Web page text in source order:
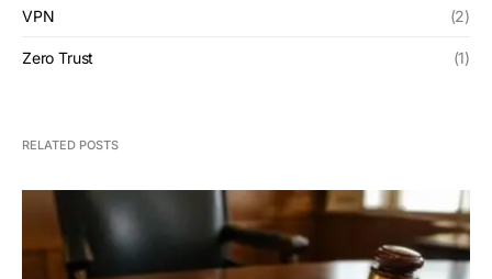
VPN (2)
Zero Trust (1)
RELATED POSTS